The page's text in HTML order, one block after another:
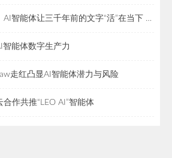
让三千年前的文字“活”在当下 当甲骨文遇上“小龙虾”
智能体数字生产力
走红凸显AI智能体潜力与风险
作共推“LEO AI”智能体